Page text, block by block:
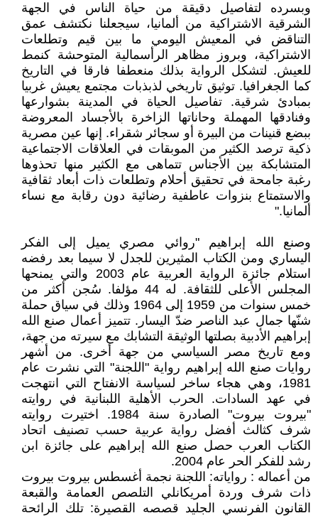
وبسرده لتفاصيل دقيقة من حياة الناس في الجهة
الشرقية الاشتراكية من ألمانيا، سيجعلنا نكتشف عمق
التناقض في المعيش اليومي ما بين قيم وتطلعات
الاشتراكية، وبروز مظاهر الرأسمالية المتوحشة كنمط
للعيش. لتشكل الرواية بذلك منعطفا فارقا في التاريخ
كما الجغرافيا. توثيق تاريخي لذبذبات مجتمع يعيش غربيا
بمبادئ شرقية. تفاصيل الحياة في المدينة بشوارعها
وفنادقها المهملة وحاناتها الزاخرة بالأجساد المعروضة
ببضع قنينات من البيرة أو سجائر شقراء. إنها عين مصرية
ذكية ترصد الكثير من الموبقات في العلاقات الاجتماعية
المتشابكة بين الأجناس تتماهى مع الكثير منها تحذوها
رغبة جامحة في تحقيق أحلام وتطلعات ذات أبعاد ثقافية
والاستمتاع بنزوات عاطفية رضائية دون رقابة مع نساء
ألمانيا."
وصنع الله إبراهيم "روائي مصري يميل إلى الفكر
اليساري ومن الكتاب المثيرين للجدل لا سيما بعد رفضه
استلام جائزة الرواية العربية عام 2003 والتي يمنحها
المجلس الأعلى للثقافة. له 44 مؤلفا. سُجن أكثر من
خمس سنوات من 1959 إلى 1964 وذلك في سياق حملة
شنّها جمال عبد الناصر ضدّ اليسار. تتميز أعمال صنع الله
إبراهيم الأدبية بصلتها الوثيقة التشابك مع سيرته من جهة،
ومع تاريخ مصر السياسي من جهة أخرى. من أشهر
روايات صنع الله إبراهيم رواية "اللجنة" التي نشرت عام
1981، وهي هجاء ساخر لسياسة الانفتاح التي انتهجت
في عهد السادات. الحرب الأهلية اللبنانية في روايته
"بيروت بيروت" الصادرة سنة 1984. اختيرت روايته
شرف كثالث أفضل رواية عربية حسب تصنيف اتحاد
الكتاب العرب حصل صنع الله إبراهيم على جائزة ابن
رشد للفكر الحر عام 2004.
من أعماله : رواياته: اللجنة نجمة أغسطس بيروت بيروت
ذات شرف وردة أمريكانلي التلصص العمامة والقبعة
القانون الفرنسي الجليد قصصه القصيرة: تلك الرائحة